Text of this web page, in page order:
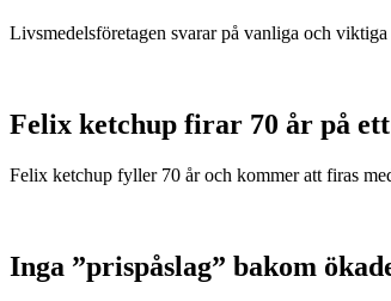
Livsmedelsföretagen svarar på vanliga och
Felix ketchup firar 70 år på
Felix ketchup fyller 70 år och kommer att firas
Inga ”prispåslag” bakom